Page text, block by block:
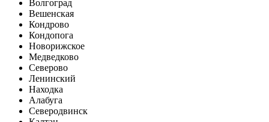
Волгоград
Вешенская
Кондрово
Кондопога
Новорижское
Медведково
Северово
Ленинский
Находка
Алабуга
Северодвинск